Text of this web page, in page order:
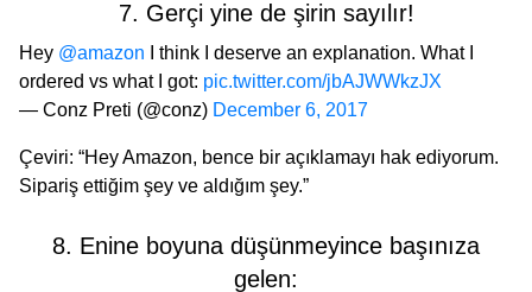
7. Gerçi yine de şirin sayılır!
Hey @amazon I think I deserve an explanation. What I
ordered vs what I got: pic.twitter.com/jbAJWWkzJX
— Conz Preti (@conz) December 6, 2017
Çeviri: “Hey Amazon, bence bir açıklamayı hak ediyorum.
Sipariş ettiğim şey ve aldığım şey.”
8. Enine boyuna düşünmeyince başınıza
gelen: